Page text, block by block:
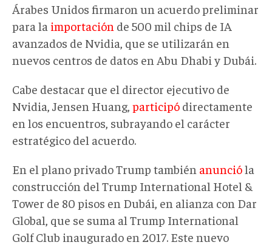
Árabes Unidos firmaron un acuerdo preliminar
para la importación de 500 mil chips de IA
avanzados de Nvidia, que se utilizarán en
nuevos centros de datos en Abu Dhabi y Dubái.
Cabe destacar que el director ejecutivo de
Nvidia, Jensen Huang, participó directamente
en los encuentros, subrayando el carácter
estratégico del acuerdo.
En el plano privado Trump también anuncióla
construcción del Trump International Hotel &
Tower de 80 pisos en Dubái, en alianza con Dar
Global, que se suma al Trump International
Golf Club inaugurado en 2017. Este nuevo